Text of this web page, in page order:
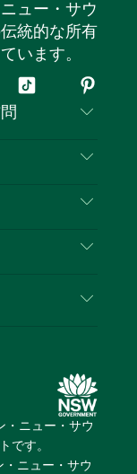
ュー・サウ
統的な所有
います。
テ
ピ
ン
レ
ト
ス・ウェール
・ニュー・サウ
です。
ニュー・サウ